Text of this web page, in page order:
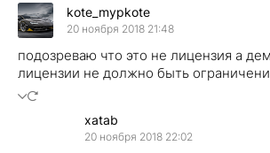
kote_mypkote
20 ноября 2018 21:48
подозреваю что это не лицензия а
лицензии не должно быть
xatab
20 ноября 2018 22:02